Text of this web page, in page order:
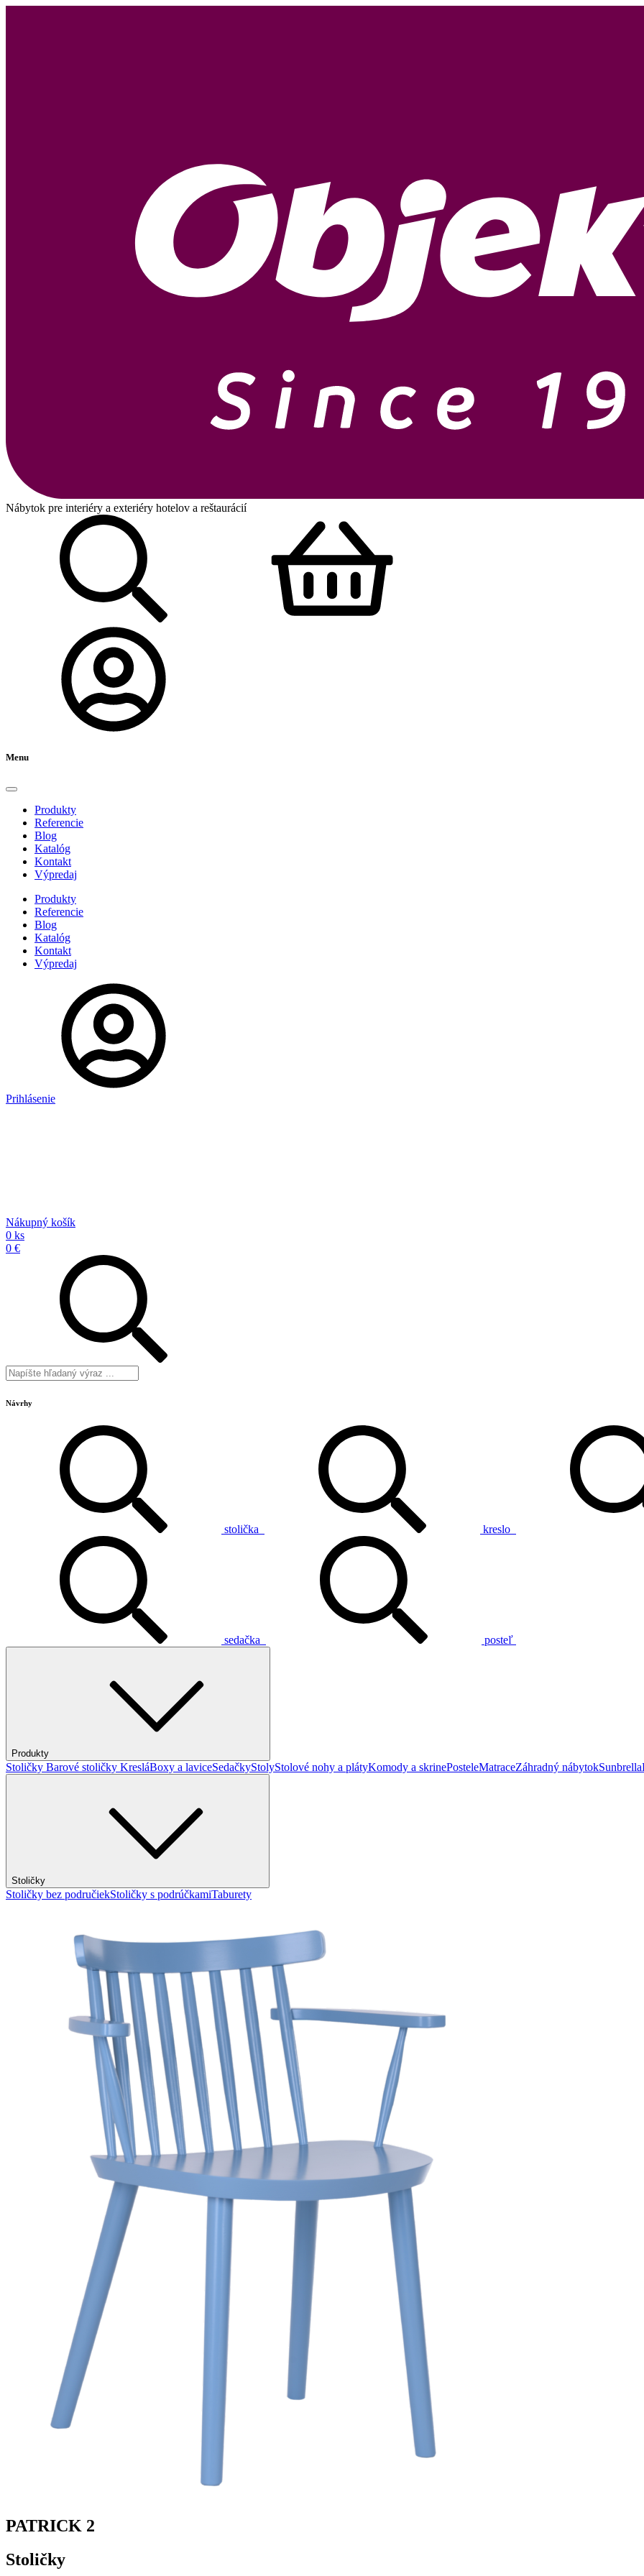
Nábytok pre interiéry a exteriéry hotelov a reštaurácií
Menu
Produkty
Referencie
Blog
Katalóg
Kontakt
Výpredaj
Produkty
Referencie
Blog
Katalóg
Kontakt
Výpredaj
Prihlásenie
Nákupný košík
0 ks
0 €
Návrhy
stolička kreslo
sedačka posteľ
Produkty
Stoličky Barové stoličky KresláBoxy a laviceSedačkyStolyStolové nohy a plátyKomody a skrinePosteleMatraceZáhradný nábytokSunbrella
Stoličky
Stoličky bez područiekStoličky s podrúčkamiTaburety
PATRICK 2
Stoličky